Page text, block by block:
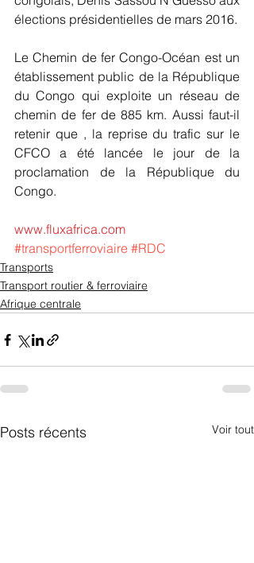
élections présidentielles de mars 2016.
Le Chemin de fer Congo-Océan est un
établissement public de la République
du Congo qui exploite un réseau de
chemin de fer de 885 km. Aussi faut-il
retenir que , la reprise du trafic sur le
CFCO a été lancée le jour de la
proclamation de la République du
Congo.
www.fluxafrica.com
#transportferroviaire #RDC
Transports
Transport routier & ferroviaire
Afrique centrale
Posts récents Voir tout